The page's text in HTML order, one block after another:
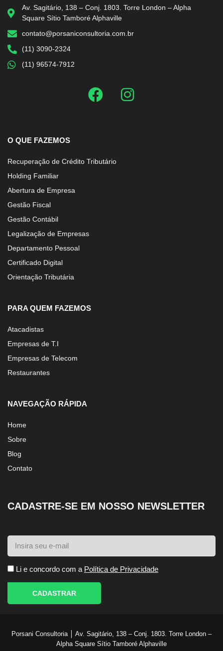
Av. Sagitário, 138 – Conj. 1803. Torre London – Alpha
Square Sítio Tamboré Alphaville
contato@porsaniconsultoria.com.br
(11) 3090-2324
(11) 96574-7912
O QUE FAZEMOS
Recuperação de Crédito Tributário
Holding Familiar
Abertura de Empresa
Gestão Fiscal
Gestão Contábil
Legalização de Empresas
Departamento Pessoal
Certificado Digital
Orientação Tributária
PARA QUEM FAZEMOS
Atacadistas
Empresas de T.I
Empresas de Telecom
Restaurantes
NAVEGAÇÃO RÁPIDA
Home
Sobre
Blog
Contato
CADASTRE-SE EM NOSSO NEWSLETTER
Li e concordo com a Política de Privacidade
CADASTRAR
Porsani Consultoria │ Av. Sagitário, 138 – Conj. 1803. Torre London –
Alpha Square Sítio Tamboré Alphaville